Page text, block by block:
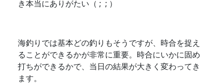
き本当にありがたい（ ; ; ）
海釣りでは基本どの釣りもそうですが、時合を捉え
ることができるかが非常に重要。時合にいかに固め
打ちができるかで、当日の結果が大きく変わってき
ます。